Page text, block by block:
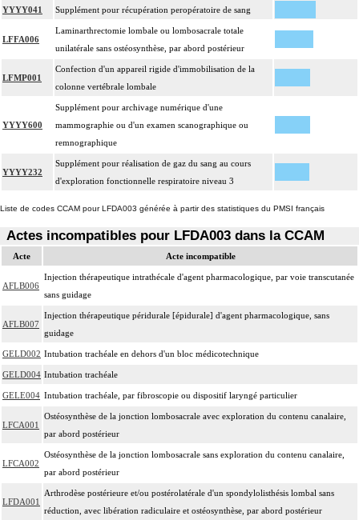
YYYY041 Supplément pour récupération peropératoire de sang
LFFA006
Laminarthrectomie lombale ou lombosacrale totale
unilatérale sans ostéosynthèse, par abord postérieur
LFMP001
Confection d'un appareil rigide d'immobilisation de la
colonne vertébrale lombale
YYYY600
Supplément pour archivage numérique d'une
mammographie ou d'un examen scanographique ou
remnographique
YYYY232
Supplément pour réalisation de gaz du sang au cours
d'exploration fonctionnelle respiratoire niveau 3
Liste de codes CCAM pour LFDA003 générée à partir des statistiques du PMSI français
Actes incompatibles pour LFDA003 dans la CCAM
Acte Acte incompatible
AFLB006
Injection thérapeutique intrathécale d'agent pharmacologique, par voie transcutanée
sans guidage
AFLB007
Injection thérapeutique péridurale [épidurale] d'agent pharmacologique, sans
guidage
GELD002 Intubation trachéale en dehors d'un bloc médicotechnique
GELD004 Intubation trachéale
GELE004 Intubation trachéale, par fibroscopie ou dispositif laryngé particulier
LFCA001
Ostéosynthèse de la jonction lombosacrale avec exploration du contenu canalaire,
par abord postérieur
LFCA002
Ostéosynthèse de la jonction lombosacrale sans exploration du contenu canalaire,
par abord postérieur
LFDA001
Arthrodèse postérieure et/ou postérolatérale d'un spondylolisthésis lombal sans
réduction, avec libération radiculaire et ostéosynthèse, par abord postérieur